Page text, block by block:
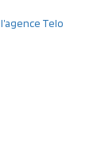
l’agence Telo